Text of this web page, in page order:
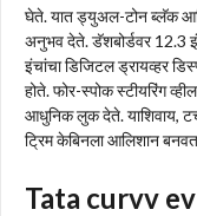
घेते. यात ड्युअल-टोन ब्लॅक
अनुभव देते. डॅशबोर्डवर 12.3
इंचांचा डिजिटल ड्रायव्हर
होते. फोर-स्पोक स्टीयरिंग
आधुनिक लुक देते. याशिवाय,
ट्रिम केबिनला आलिशान
Tata curvv